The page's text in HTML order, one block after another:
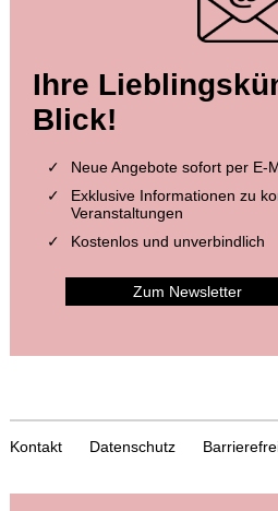
Ihre
Blick!
Neue Angebote sofort per E-
Exklusive Informationen zu
Veranstaltungen
Kostenlos und unverbindlich
Zum Newsletter
Kontakt Datenschutz